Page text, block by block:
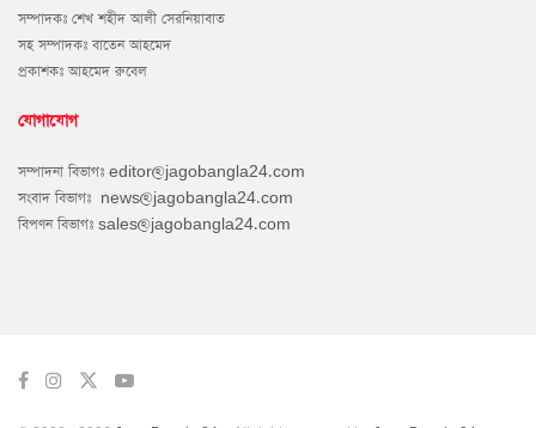
সম্পাদকঃ শেখ শহীদ আলী সেরনিয়াবাত
সহ সম্পাদকঃ বাতেন আহমেদ
প্রকাশকঃ আহমেদ রুবেল
যোগাযোগ
সম্পাদনা বিভাগঃ editor@jagobangla24.com
সংবাদ বিভাগঃ news@jagobangla24.com
বিপণন বিভাগঃ sales@jagobangla24.com